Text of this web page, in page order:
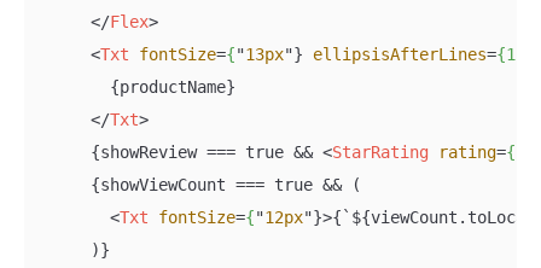
</Flex>
<Txt fontSize={"13px"} ellipsisAfterLines={1}
        {productName}
</Txt>
      {showReview === true &&
<StarRating rating=
      {showViewCount === true && (
<Txt fontSize={"12px"}>
      )}